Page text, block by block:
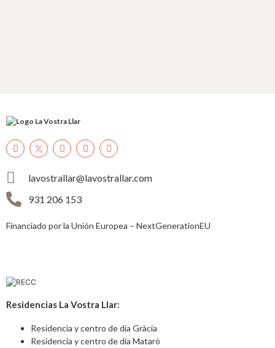
lavostrallar@lavostrallar.com
931 206 153
Financiado por la Unión Europea – NextGenerationEU
Residencias La Vostra Llar:
Residencia y centro de día Gràcia
Residencia y centro de día Mataró